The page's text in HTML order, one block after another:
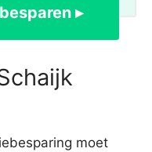
▸
moet